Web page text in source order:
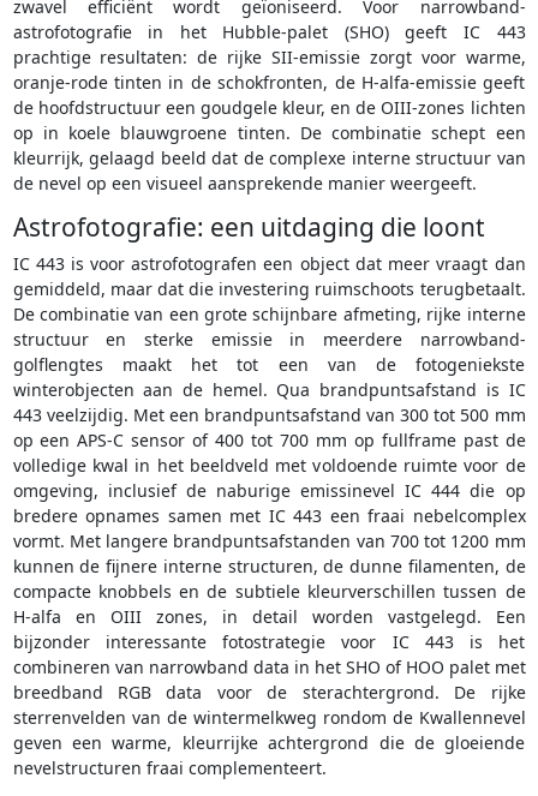
zwavel efficiënt wordt geïoniseerd. Voor narrowband-
astrofotografie in het Hubble-palet (SHO) geeft IC 443
prachtige resultaten: de rijke SII-emissie zorgt voor warme,
oranje-rode tinten in de schokfronten, de H-alfa-emissie geeft
de hoofdstructuur een goudgele kleur, en de OIII-zones lichten
op in koele blauwgroene tinten. De combinatie schept een
kleurrijk, gelaagd beeld dat de complexe interne structuur van
de nevel op een visueel aansprekende manier weergeeft.
Astrofotografie: een uitdaging die loont
IC 443 is voor astrofotografen een object dat meer vraagt dan
gemiddeld, maar dat die investering ruimschoots terugbetaalt.
De combinatie van een grote schijnbare afmeting, rijke interne
structuur en sterke emissie in meerdere narrowband-
golflengtes maakt het tot een van de fotogeniekste
winterobjecten aan de hemel. Qua brandpuntsafstand is IC
443 veelzijdig. Met een brandpuntsafstand van 300 tot 500 mm
op een APS-C sensor of 400 tot 700 mm op fullframe past de
volledige kwal in het beeldveld met voldoende ruimte voor de
omgeving, inclusief de naburige emissinevel IC 444 die op
bredere opnames samen met IC 443 een fraai nebelcomplex
vormt. Met langere brandpuntsafstanden van 700 tot 1200 mm
kunnen de fijnere interne structuren, de dunne filamenten, de
compacte knobbels en de subtiele kleurverschillen tussen de
H-alfa en OIII zones, in detail worden vastgelegd. Een
bijzonder interessante fotostrategie voor IC 443 is het
combineren van narrowband data in het SHO of HOO palet met
breedband RGB data voor de sterachtergrond. De rijke
sterrenvelden van de wintermelkweg rondom de Kwallennevel
geven een warme, kleurrijke achtergrond die de gloeiende
nevelstructuren fraai complementeert.